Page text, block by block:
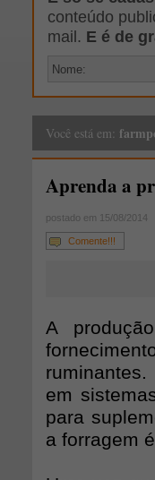
conteúdo
mail. E é de
Você está em:
Aprenda a
postado em 15/08/2014
Comente!!!
A
em
para
a forragem